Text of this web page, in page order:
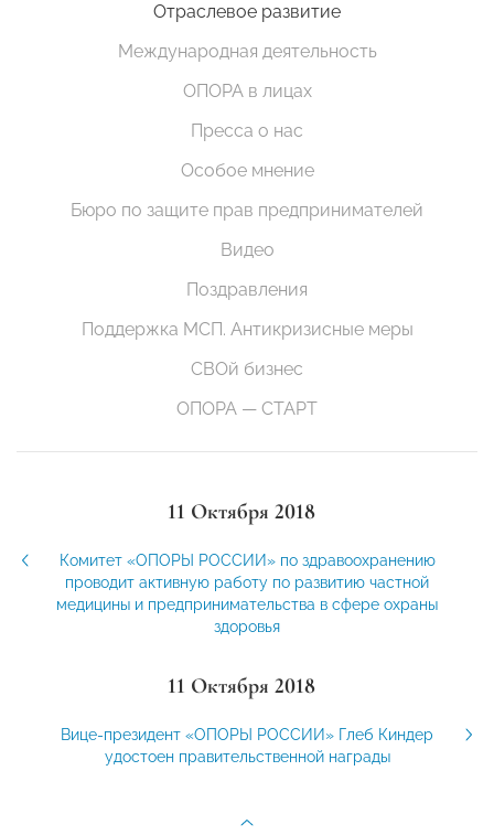
Отраслевое развитие
Международная деятельность
ОПОРА в лицах
Пресса о нас
Особое мнение
Бюро по защите прав предпринимателей
Видео
Поздравления
Поддержка МСП. Антикризисные меры
СВОй бизнес
ОПОРА — СТАРТ
11 Октября 2018
Комитет «ОПОРЫ РОССИИ» по здравоохранению
проводит активную работу по развитию частной
медицины и предпринимательства в сфере охраны
здоровья
11 Октября 2018
Вице-президент «ОПОРЫ РОССИИ» Глеб Киндер
удостоен правительственной награды